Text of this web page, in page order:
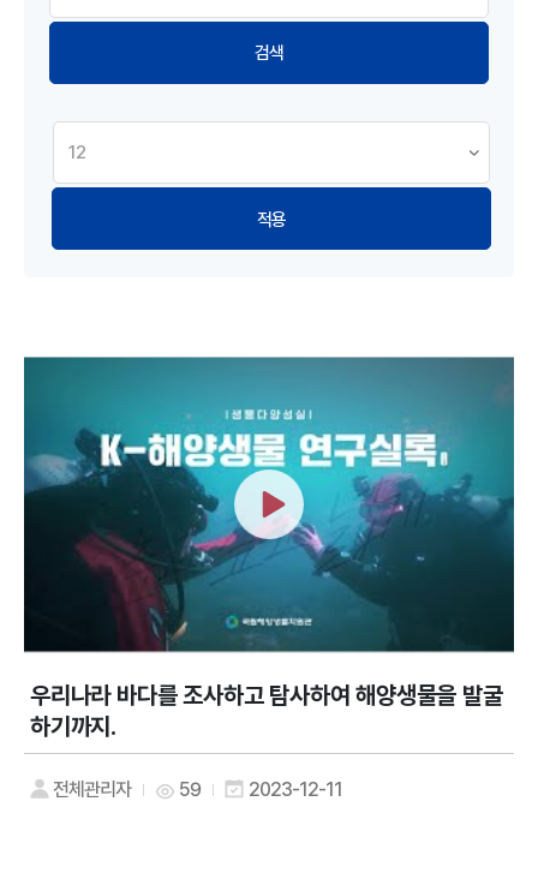
적용
우리나라 바다를 조사하고 탐사하여 해양생물을 발굴
하기까지.
전체관리자 59 2023-12-11